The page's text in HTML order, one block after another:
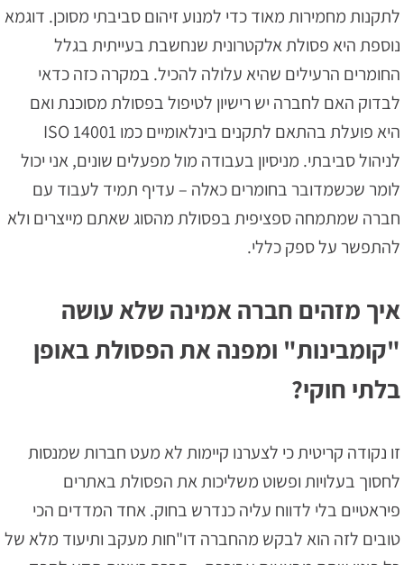
לתקנות מחמירות מאוד כדי למנוע זיהום סביבתי מסוכן. דוגמא
נוספת היא פסולת אלקטרונית שנחשבת בעייתית בגלל
החומרים הרעילים שהיא עלולה להכיל. במקרה כזה כדאי
לבדוק האם לחברה יש רישיון לטיפול בפסולת מסוכנת ואם
היא פועלת בהתאם לתקנים בינלאומיים כמו ISO 14001
לניהול סביבתי. מניסיון בעבודה מול מפעלים שונים, אני יכול
לומר שכשמדובר בחומרים כאלה – עדיף תמיד לעבוד עם
חברה שמתמחה ספציפית בפסולת מהסוג שאתם מייצרים ולא
להתפשר על ספק כללי.
איך מזהים חברה אמינה שלא עושה
"קומבינות" ומפנה את הפסולת באופן
בלתי חוקי?
זו נקודה קריטית כי לצערנו קיימות לא מעט חברות שמנסות
לחסוך בעלויות ופשוט משליכות את הפסולת באתרים
פיראטיים בלי לדווח עליה כנדרש בחוק. אחד המדדים הכי
טובים לזה הוא לבקש מהחברה דו"חות מעקב ותיעוד מלא של